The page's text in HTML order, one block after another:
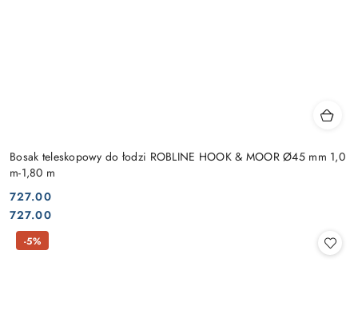
Bosak teleskopowy do łodzi ROBLINE HOOK & MOOR Ø45 mm 1,0
m-1,80 m
Cena:
727.00
Cena:
727.00
-5%